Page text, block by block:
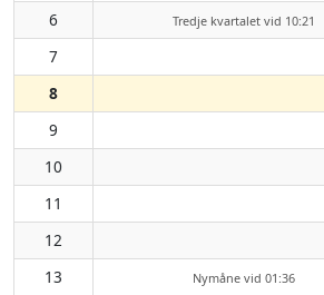
6
Tredje kvartalet vid 10:21
7
8
9
10
11
12
13
Nymåne vid 01:36